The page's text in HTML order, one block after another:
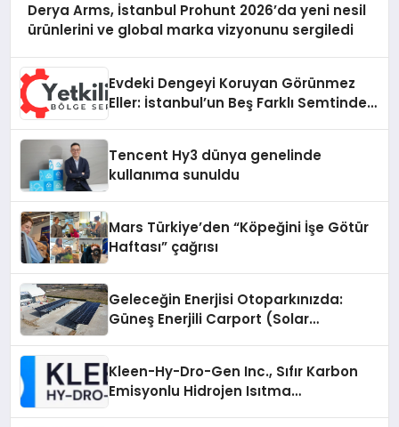
Derya Arms, İstanbul Prohunt 2026’da yeni nesil
ürünlerini ve global marka vizyonunu sergiledi
Evdeki Dengeyi Koruyan Görünmez
Eller: İstanbul’un Beş Farklı Semtinde
Tencent Hy3 dünya genelinde
kullanıma sunuldu
Mars Türkiye’den “Köpeğini İşe Götür
Haftası” çağrısı
Geleceğin Enerjisi Otoparkınızda:
Güneş Enerjili Carport (Solar
Kleen-Hy-Dro-Gen Inc., Sıfır Karbon
Emisyonlu Hidrojen Isıtma